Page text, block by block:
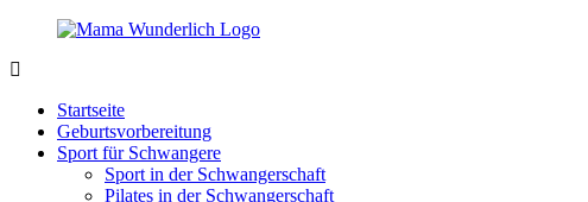
Zurück
Inhalt
sein
wunderbar!
Startseite
Geburtsvorbereitung
Sport für Schwangere
Sport in der Schwangerschaft
Pilates in der Schwangerschaft